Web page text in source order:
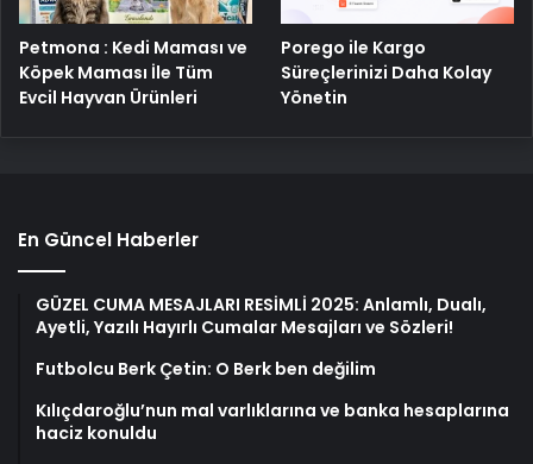
Petmona : Kedi Maması ve
Köpek Maması İle Tüm
Evcil Hayvan Ürünleri
Porego ile Kargo
Süreçlerinizi Daha Kolay
Yönetin
En Güncel Haberler
GÜZEL CUMA MESAJLARI RESİMLİ 2025: Anlamlı, Dualı,
Ayetli, Yazılı Hayırlı Cumalar Mesajları ve Sözleri!
Futbolcu Berk Çetin: O Berk ben değilim
Kılıçdaroğlu’nun mal varlıklarına ve banka hesaplarına
haciz konuldu